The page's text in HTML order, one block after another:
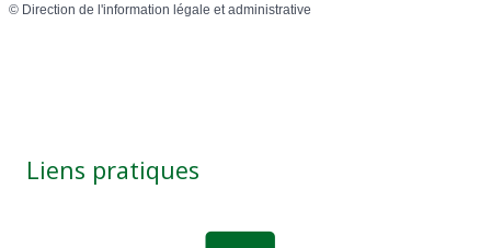
© Direction de l'information légale et administrative
Liens pratiques